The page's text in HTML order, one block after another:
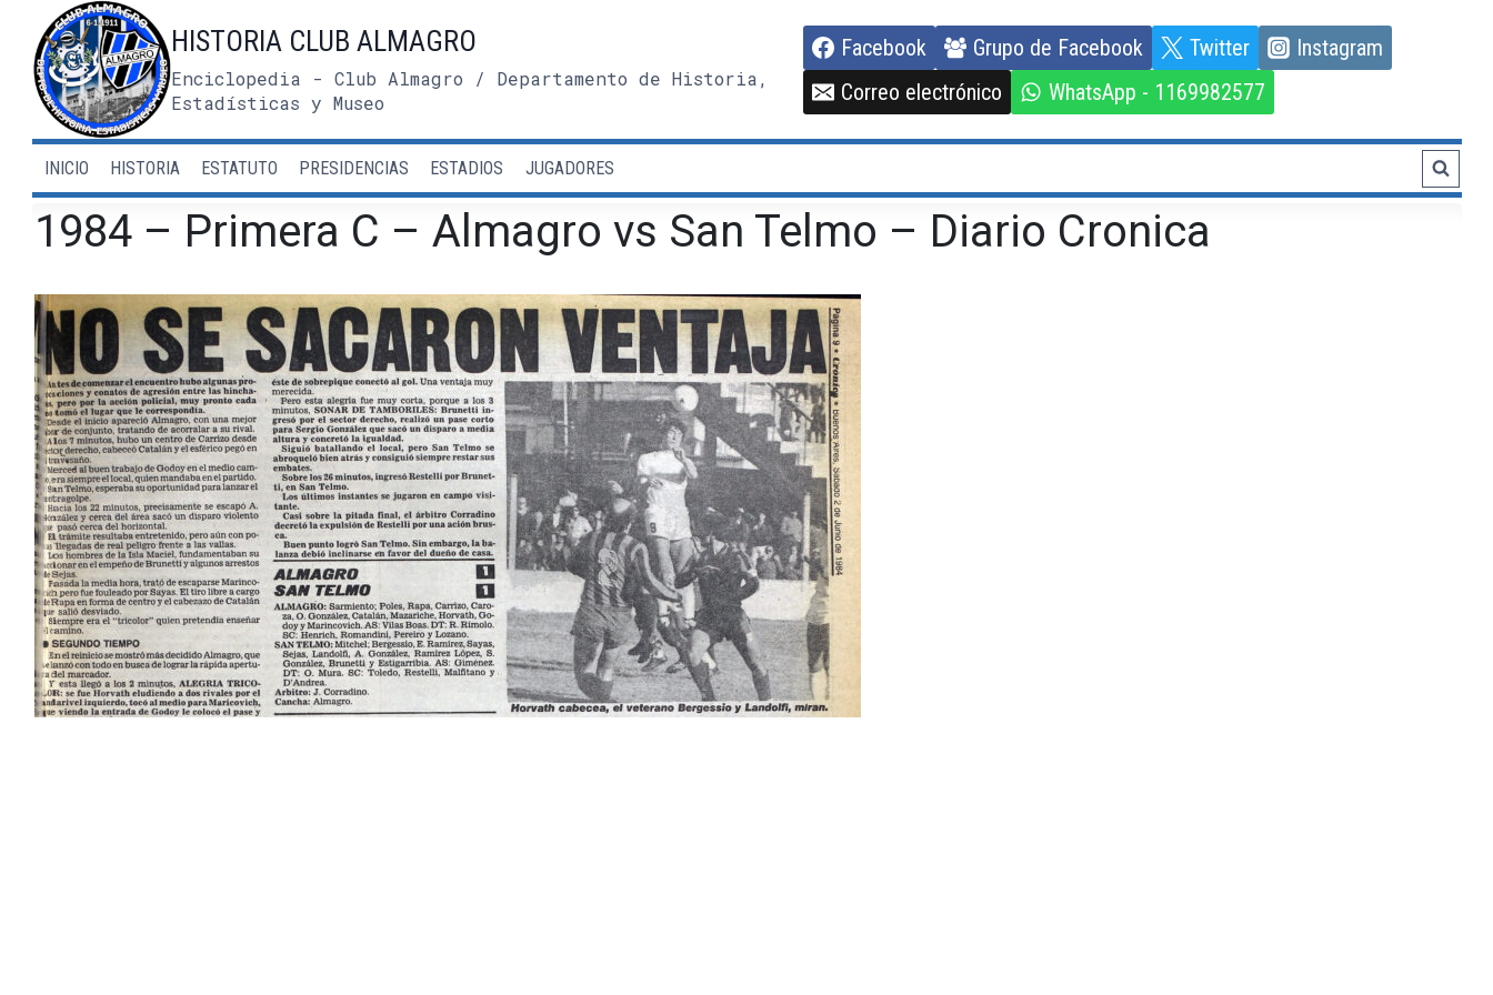
contenido
HISTORIA CLUB ALMAGRO
Enciclopedia - Club Almagro / Departamento de Historia,
Estadísticas y Museo
Facebook Grupo de Facebook Twitter
Instagram
Correo electrónico
WhatsApp - 1169982577
INICIO HISTORIA ESTATUTO PRESIDENCIAS ESTADIOS JUGADORES
1984 – Primera C – Almagro vs San Telmo – Diario Cronica